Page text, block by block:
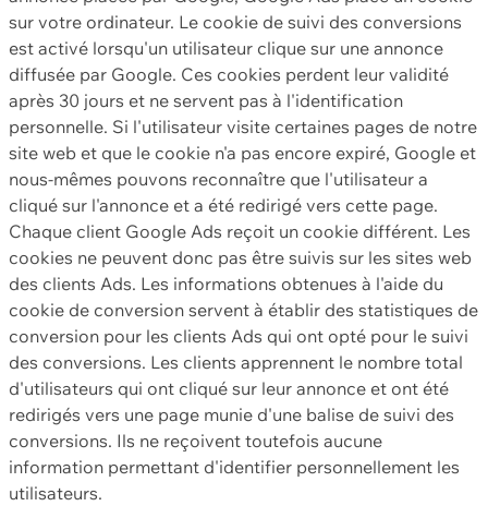
sur votre ordinateur. Le cookie de suivi des conversions
est activé lorsqu'un utilisateur clique sur une annonce
diffusée par Google. Ces cookies perdent leur validité
après 30 jours et ne servent pas à l'identification
personnelle. Si l'utilisateur visite certaines pages de notre
site web et que le cookie n'a pas encore expiré, Google et
nous-mêmes pouvons reconnaître que l'utilisateur a
cliqué sur l'annonce et a été redirigé vers cette page.
Chaque client Google Ads reçoit un cookie différent. Les
cookies ne peuvent donc pas être suivis sur les sites web
des clients Ads. Les informations obtenues à l'aide du
cookie de conversion servent à établir des statistiques de
conversion pour les clients Ads qui ont opté pour le suivi
des conversions. Les clients apprennent le nombre total
d'utilisateurs qui ont cliqué sur leur annonce et ont été
redirigés vers une page munie d'une balise de suivi des
conversions. Ils ne reçoivent toutefois aucune
information permettant d'identifier personnellement les
utilisateurs.